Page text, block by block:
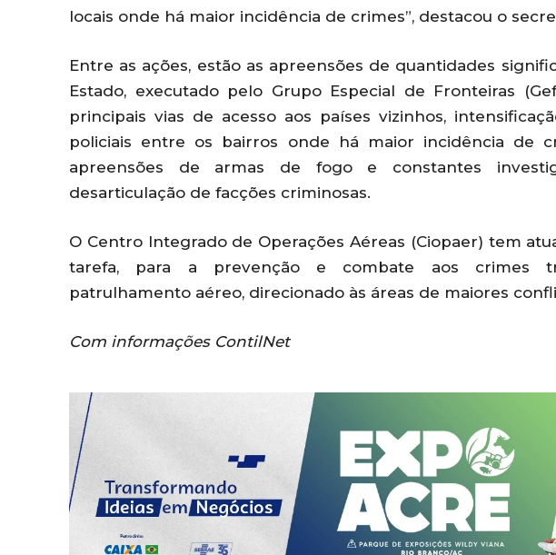
locais onde há maior incidência de crimes”, destacou o
Entre as ações, estão as apreensões de quantidades
Estado, executado pelo Grupo Especial de Fronteiras
principais vias de acesso aos países vizinhos,
policiais entre os bairros onde há maior incidência de
apreensões de armas de fogo e constantes
desarticulação de facções criminosas.
O Centro Integrado de Operações Aéreas (Ciopaer) tem
tarefa, para a prevenção e combate aos crimes
patrulhamento aéreo, direcionado às áreas de maiores
Com informações ContilNet